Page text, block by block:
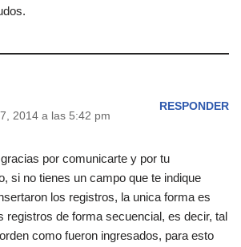
2014 a las 5:42 pm
RESPONDER
por comunicarte y por tu
si no tienes un campo que te indique
los registros, la unica forma es
registros de forma secuencial, es decir, tal
como fueron ingresados, para esto